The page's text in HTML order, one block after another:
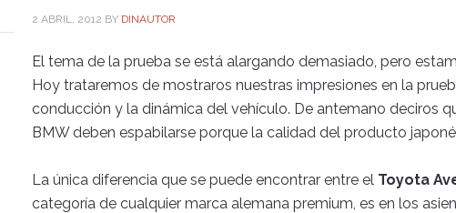
2 ABRIL, 2012 BY DINAUTOR
El tema de la prueba se está alargando demasiado, pero
Hoy trataremos de mostraros nuestras impresiones en la
conducción y la dinámica del vehículo. De antemano deciros
BMW deben espabilarse porque la calidad del producto
La única diferencia que se puede encontrar entre el Toyota
categoría de cualquier marca alemana premium, es en los